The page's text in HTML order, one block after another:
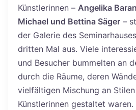
Künstlerinnen – Angelika
Michael und Bettina Säger –
der Galerie des
dritten Mal aus. Viele
und Besucher bummelten an
durch die Räume, deren
vielfältigen Mischung an
Künstlerinnen gestaltet